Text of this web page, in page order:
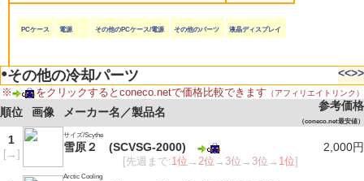
PCケース 電源 その他のPCケース/電源 その他のパーツ 液晶ディスプレイ
●その他の冷却パーツ <<>>
※ をクリックするとconeco.netで価格比較できます （アフィリエイトリンク）
順位 画像 メーカー名／製品名 参考価格
（coneco.net最安値）
1
[→ ]
サイズ/Scythe
雪原２ (SCVSG-2000)
[先週まで:1位 →2位 → 3位 → 3位 → 1位]
2,000円
Arctic Cooling